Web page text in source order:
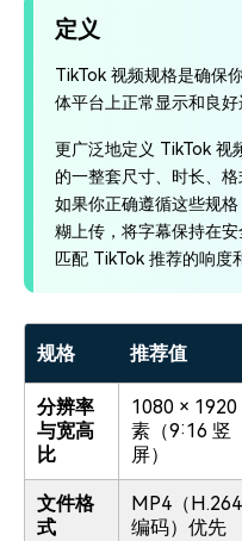
定义
TikTok 视频规格是确保
体平台上正常显示和良好
更广泛地定义 TikTok 视
的一整套尺寸、时长、格
如果你正确遵循这些规
糊上传，将字幕保持在
匹配 TikTok 推荐的响度
规格 推荐值
分辨率
与宽高
比
1080 × 1920
素（9:16 竖
屏）
文件格
式
MP4（H.264
编码）优先